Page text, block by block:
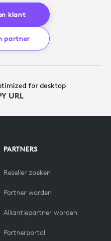
klant
partner
for desktop
URL
PARTNERS
Reseller zoeken
Partner worden
Alliantiepartner worden
Partnerportal